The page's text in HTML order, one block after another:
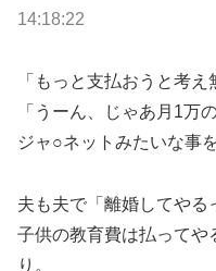
14:18:22
「もっと支払おうと考
「うーん、じゃあ月1万
ジャ○ネットみたいな事
夫も夫で「離婚してやる
子供の教育費は払ってや
り。